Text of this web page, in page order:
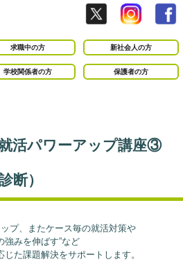
求職中の方 新社会人の方
学校関係者の方 保護者の方
活パワーアップ講座③
断）
プ、またケース毎の就活対策や
強みを伸ばす”など
た課題解決をサポートします。